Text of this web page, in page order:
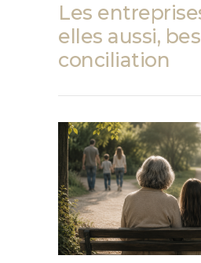
Les
elles aussi,
conciliation